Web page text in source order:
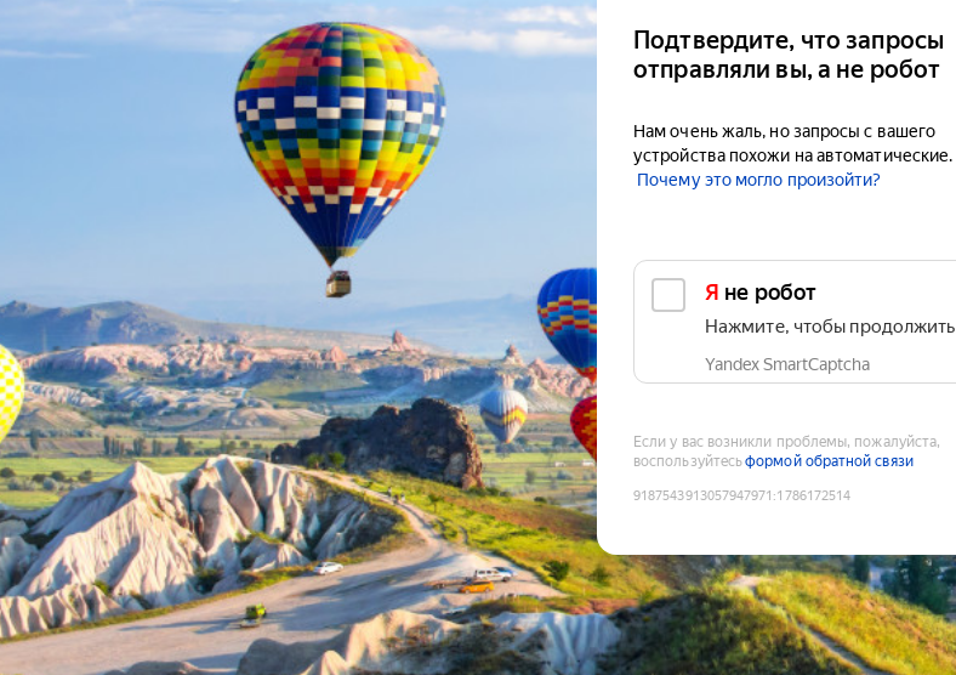
Подтвердите, что запросы
отправляли вы, а не робот
Нам очень жаль, но запросы с вашего
устройства похожи на автоматические.
Почему это могло произойти?
Я не робот
Нажмите, чтобы продолжить
Yandex SmartCaptcha
Если у вас возникли проблемы, пожалуйста,
воспользуйтесьформой обратной связи
9187543913057947971 :1786172514